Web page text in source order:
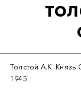
Толстой А.К. Князь
1945.